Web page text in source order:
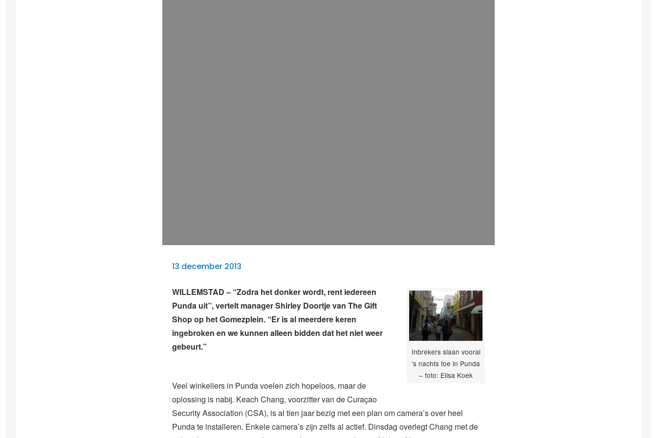
13 december 2013
Inbrekers slaan vooral
’s nachts toe in Punda
– foto: Elisa Koek
WILLEMSTAD – “Zodra het donker wordt, rent iedereen
Punda uit”, vertelt manager Shirley Doortje van The Gift
Shop op het Gomezplein. “Er is al meerdere keren
ingebroken en we kunnen alleen bidden dat het niet weer
gebeurt.”
Veel winkeliers in Punda voelen zich hopeloos, maar de
oplossing is nabij. Keach Chang, voorzitter van de Curaçao
Security Association (CSA), is al tien jaar bezig met een plan om camera’s over heel
Punda te installeren. Enkele camera’s zijn zelfs al actief. Dinsdag overlegt Chang met de